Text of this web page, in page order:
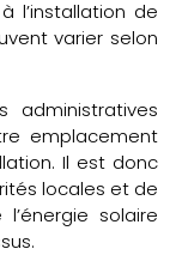
l’installation de
varier selon
administratives
emplacement
Il est donc
locales et de
solaire